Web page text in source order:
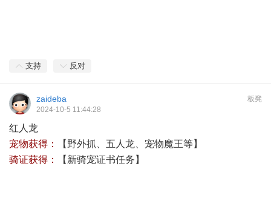
支持 反对
板凳
zaideba
2024-10-5 11:44:28
红人龙
宠物获得：
【野外抓、五人龙、宠物魔王等】
骑证获得：
【 新骑宠证书任务 】